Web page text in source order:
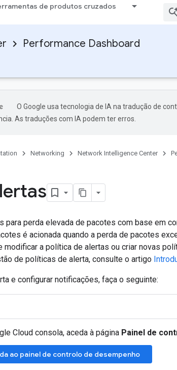
de produtos cruzados
Performance Dashboard
O Google usa tecnologia de IA na tradução de
As traduções com IA podem ter erros.
Networking Network Intelligence Center
para perda elevada de pacotes com base em
é acionada quando a perda de pacotes
modificar a política de alertas ou criar novas
de políticas de alerta, consulte o artigo
e configurar notificações, faça o seguinte:
Cloud consola, aceda à página Painel de
ao painel de controlo de desempenho